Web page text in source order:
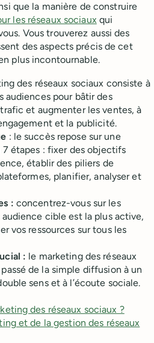
que la manière de construire
les réseaux sociauxqui
Vous trouverez aussi des
des aspects précis de cet
plus incontournable.
des réseaux sociaux consiste à
audiences pour bâtir des
et augmenter les ventes, à
et la publicité.
: le succès repose sur une
étapes : fixer des objectifs
établir des piliers de
planifier, analyser et
: concentrez-vous sur les
cible est la plus active,
vos ressources sur tous les
: le marketing des réseaux
de la simple diffusion à un
sens et à l’écoute sociale.
des réseaux sociaux ?
et de la gestion des réseaux